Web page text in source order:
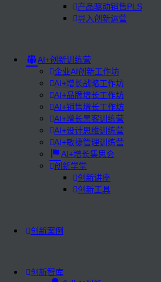
产品驱动销售PLS
导入创新运营
AI+创新训练营
企业AI创新工作坊
AI+增长战略工作坊
AI+品牌增长工作坊
AI+销售增长工作坊
AI+增长黑客训练营
AI+设计思维训练营
AI+敏捷管理训练营
AI+增长集思会
创新学堂
创新讲座
创新工具
创新案例
创新智库